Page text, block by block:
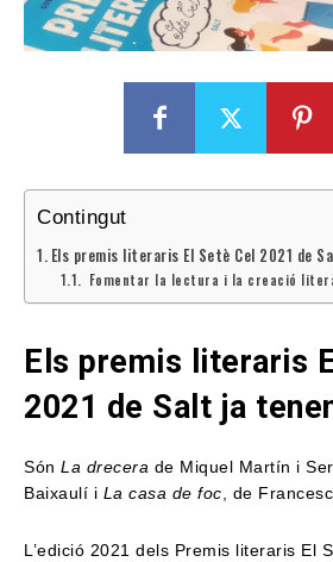
Contingut
Els premis literaris El Setè Cel 2021 de
Fomentar la lectura i la creació
Els premis literaris
2021 de Salt ja
Són La drecera de Miquel Martín i
Baixaulí i La casa de foc, de
L’edició 2021 dels Premis literaris El